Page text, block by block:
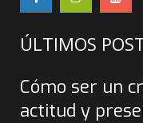
ÚLTIMOS
Cómo ser un
actitud y